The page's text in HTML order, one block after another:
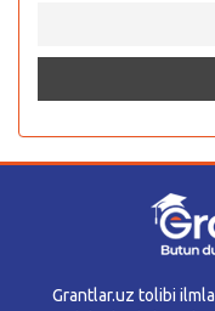
Grantlar.uz tolibi